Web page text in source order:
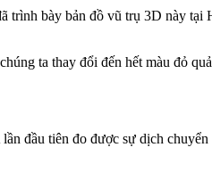
trình bày bản đồ vũ trụ 3D này tại
ta thay đổi đến hết màu đỏ
đầu tiên đo được sự dịch